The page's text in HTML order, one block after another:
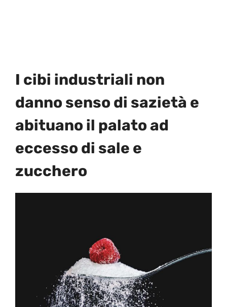
I cibi industriali non
danno senso di sazietà e
abituano il palato ad
eccesso di sale e
zucchero